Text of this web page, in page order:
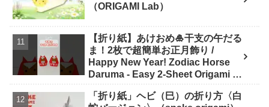
（ORIGAMI Lab）
【折り紙】あけおめ🎍干支の午だる
ま！2枚で超簡単お正月飾り /
Happy New Year! Zodiac Horse
Daruma - Easy 2-Sheet Origami -
「折り紙」ヘビ（巳）の折り方〈白